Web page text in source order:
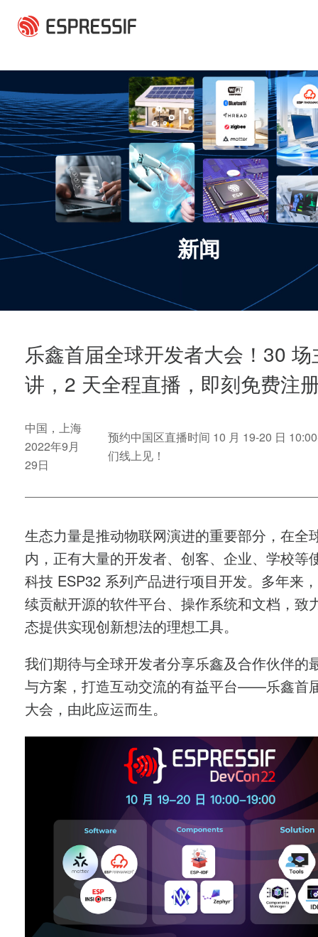
新闻
乐鑫首届全球开发者大会！30 场
讲，2 天全程直播，即刻免费注
中国，上海
2022年9月
29日
预约中国区直播时间 10 月 19-20 日
们线上见！
生态力量是推动物联网演进的重要部分，在全
内，正有大量的开发者、创客、企业、学校等
科技 ESP32 系列产品进行项目开发。多年来
续贡献开源的软件平台、操作系统和文档，致
态提供实现创新想法的理想工具。
我们期待与全球开发者分享乐鑫及合作伙伴的
与方案，打造互动交流的有益平台——乐鑫首
大会，由此应运而生。